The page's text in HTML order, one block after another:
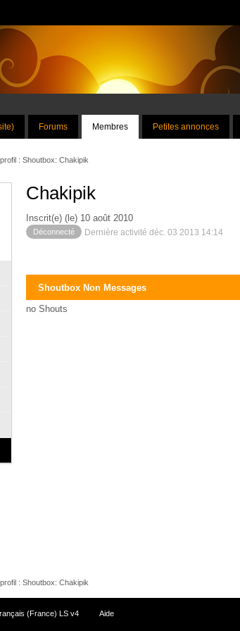
Forums Membres Petites annonces
: Shoutbox: Chakipik
Chakipik
Inscrit(e) (le) 10 août 2010
Déconnecté Dernière activité déc. 03 2013 14:14
Shoutbox Non Messages
no Shouts
: Shoutbox: Chakipik
(France) LS v4 Aide